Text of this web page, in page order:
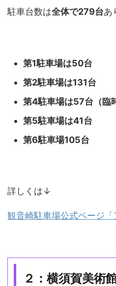
駐車台数は全体で279台あ
第1駐車場は50台
第2駐車場は131台
第4駐車場は57台（臨
第5駐車場は41台
第6駐車場105台
詳しくは↓
観音崎駐車場公式ページ「
２：横須賀美術